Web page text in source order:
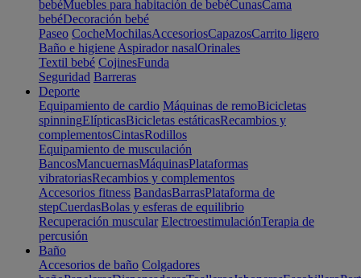
bebéMuebles para habitación de bebéCunasCama
bebéDecoración bebé
Paseo CocheMochilasAccesoriosCapazosCarrito ligero
Baño e higiene Aspirador nasalOrinales
Textil bebé CojinesFunda
Seguridad Barreras
Deporte
Equipamiento de cardio Máquinas de remoBicicletas
spinningElípticasBicicletas estáticasRecambios y
complementosCintasRodillos
Equipamiento de musculación
BancosMancuernasMáquinasPlataformas
vibratoriasRecambios y complementos
Accesorios fitness BandasBarrasPlataforma de
stepCuerdasBolas y esferas de equilibrio
Recuperación muscular ElectroestimulaciónTerapia de
percusión
Baño
Accesorios de baño Colgadores